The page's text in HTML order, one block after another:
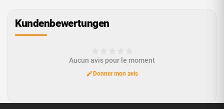
Kundenbewertungen
Aucun avis pour le moment
Donner mon avis